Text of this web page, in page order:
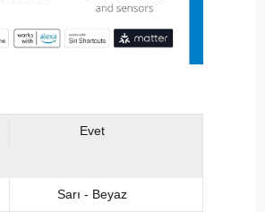
Evet
Sarı - Beyaz